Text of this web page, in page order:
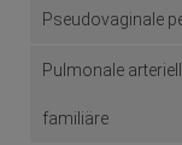
Pseudovaginale
Pulmonale
familiäre